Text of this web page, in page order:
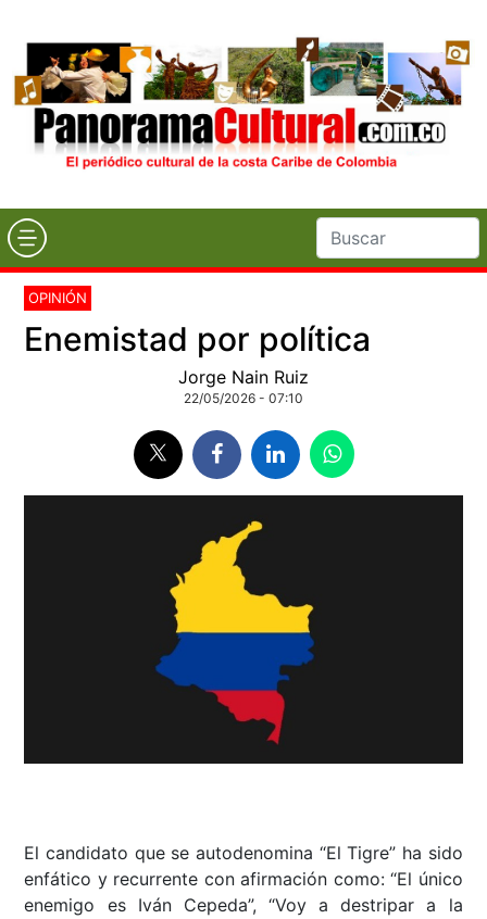
OPINIÓN
Enemistad por política
Jorge Nain Ruiz
22/05/2026 - 07:10
El candidato que se autodenomina “El Tigre” ha sido
enfático y recurrente con afirmación como: “El único
enemigo es Iván Cepeda”, “Voy a destripar a la